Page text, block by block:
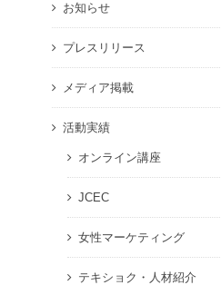
お知らせ
プレスリリース
メディア掲載
活動実績
オンライン講座
JCEC
女性マーケティング
テキショク・人材紹介